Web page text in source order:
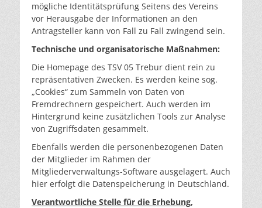
mögliche Identitätsprüfung Seitens des Vereins
vor Herausgabe der Informationen an den
Antragsteller kann von Fall zu Fall zwingend sein.
Technische und organisatorische Maßnahmen:
Die Homepage des TSV 05 Trebur dient rein zu
repräsentativen Zwecken. Es werden keine sog.
„Cookies“ zum Sammeln von Daten von
Fremdrechnern gespeichert. Auch werden im
Hintergrund keine zusätzlichen Tools zur Analyse
von Zugriffsdaten gesammelt.
Ebenfalls werden die personenbezogenen Daten
der Mitglieder im Rahmen der
Mitgliederverwaltungs-Software ausgelagert. Auch
hier erfolgt die Datenspeicherung in Deutschland.
Verantwortliche Stelle für die Erhebung,